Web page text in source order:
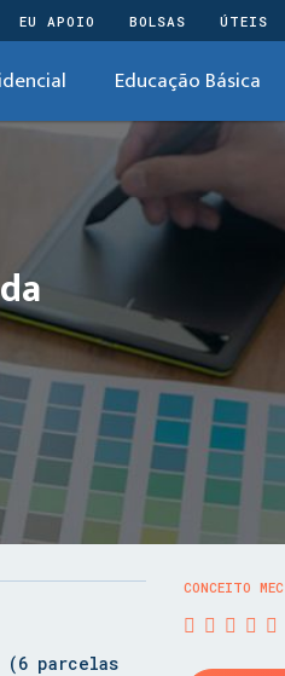
EU APOIO BOLSAS ÚTEIS
Educação Básica
(6 parcelas
CONCEITO MEC